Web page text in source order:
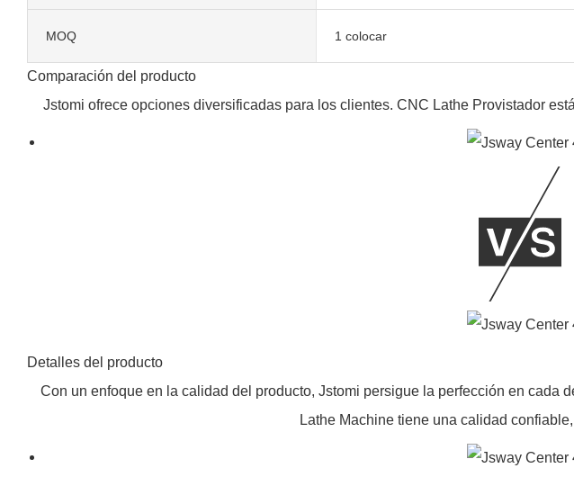
MOQ 1 colocar
Comparación del producto
Jstomi ofrece opciones diversificadas para los clientes. CNC Lathe Provistador
Detalles del producto
Con un enfoque en la calidad del producto, Jstomi persigue la perfección en cada
Lathe Machine tiene una calidad